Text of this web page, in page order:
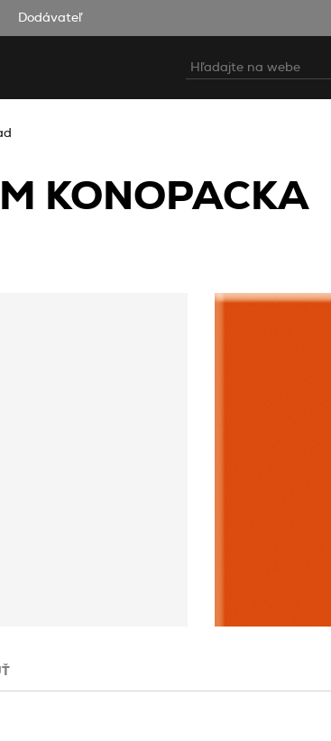
Dodávateľ
KONOPACKA